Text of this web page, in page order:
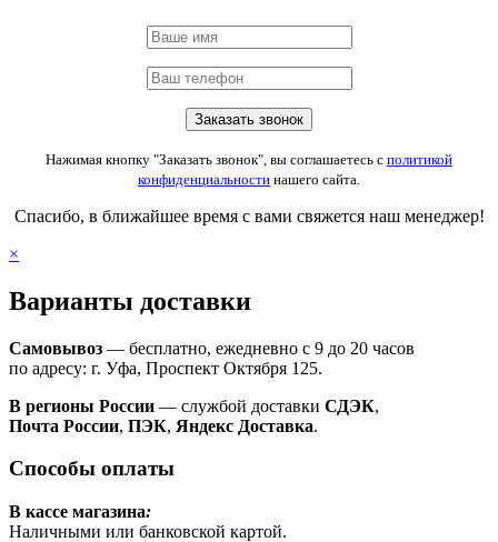
Нажимая кнопку "Заказать звонок", вы соглашаетесь с политикой
конфиденциальности нашего сайта.
Спасибо, в ближайшее время с вами свяжется наш менеджер!
×
Варианты доставки
Самовывоз — бесплатно, ежедневно с 9 до 20 часов
по адресу: г. Уфа, Проспект Октября 125.
В регионы России — службой доставки СДЭК,
Почта России, ПЭК, Яндекс Доставка.
Способы оплаты
В кассе магазина:
Наличными или банковской картой.